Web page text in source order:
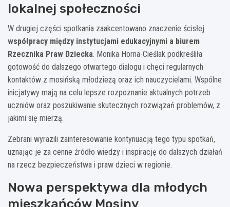
lokalnej społeczności
W drugiej części spotkania zaakcentowano znaczenie ścisłej
współpracy między instytucjami edukacyjnymi a biurem
Rzecznika Praw Dziecka. Monika Horna-Cieślak podkreśliła
gotowość do dalszego otwartego dialogu i chęci regularnych
kontaktów z mosińską młodzieżą oraz ich nauczycielami. Wspólne
inicjatywy mają na celu lepsze rozpoznanie aktualnych potrzeb
uczniów oraz poszukiwanie skutecznych rozwiązań problemów, z
jakimi się mierzą.
Zebrani wyrazili zainteresowanie kontynuacją tego typu spotkań,
uznając je za cenne źródło wiedzy i inspirację do dalszych działań
na rzecz bezpieczeństwa i praw dzieci w regionie.
Nowa perspektywa dla młodych
mieszkańców Mosiny